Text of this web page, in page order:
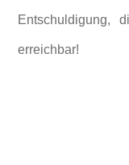
Entschuldigung,
erreichbar!